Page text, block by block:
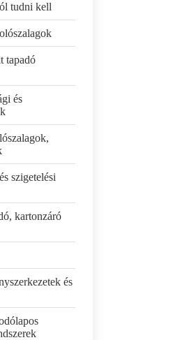
tudni kell
tapadó
és
szigetelési
kartonzáró
és